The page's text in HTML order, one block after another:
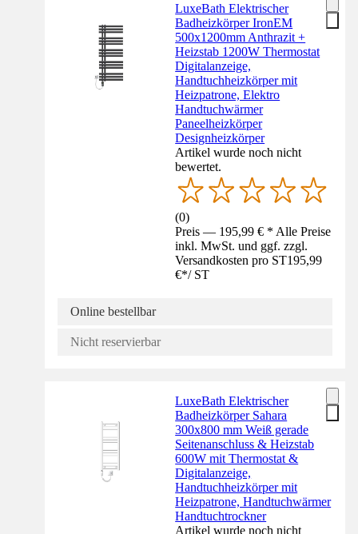
LuxeBath Elektrischer
Badheizkörper IronEM
500x1200mm Anthrazit +
Heizstab 1200W Thermostat
Digitalanzeige,
Handtuchheizkörper mit
Heizpatrone, Elektro
Handtuchwärmer
Paneelheizkörper
Designheizkörper
Artikel wurde noch nicht
bewertet.
(0)
Preis — 195,99 € * Alle Preise
inkl. MwSt. und ggf. zzgl.
Versandkosten pro ST195,99
€*/ ST
Online bestellbar
Nicht reservierbar
LuxeBath Elektrischer
Badheizkörper Sahara
300x800 mm Weiß gerade
Seitenanschluss & Heizstab
600W mit Thermostat &
Digitalanzeige,
Handtuchheizkörper mit
Heizpatrone, Handtuchwärmer
Handtuchtrockner
Artikel wurde noch nicht